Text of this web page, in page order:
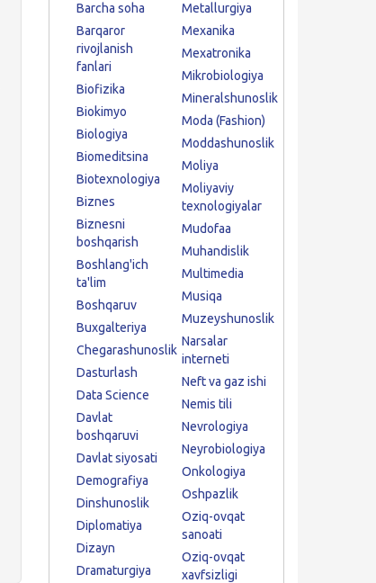
Barcha soha
Barqaror
rivojlanish
fanlari
Biofizika
Biokimyo
Biologiya
Biomeditsina
Biotexnologiya
Biznes
Biznesni
boshqarish
Boshlang'ich
ta'lim
Boshqaruv
Buxgalteriya
Chegarashunoslik
Dasturlash
Data Science
Davlat
boshqaruvi
Davlat siyosati
Demografiya
Dinshunoslik
Diplomatiya
Dizayn
Dramaturgiya
Metallurgiya
Mexanika
Mexatronika
Mikrobiologiya
Mineralshunoslik
Moda (Fashion)
Moddashunoslik
Moliya
Moliyaviy
texnologiyalar
Mudofaa
Muhandislik
Multimedia
Musiqa
Muzeyshunoslik
Narsalar
interneti
Neft va gaz ishi
Nemis tili
Nevrologiya
Neyrobiologiya
Onkologiya
Oshpazlik
Oziq-ovqat
sanoati
Oziq-ovqat
xavfsizligi